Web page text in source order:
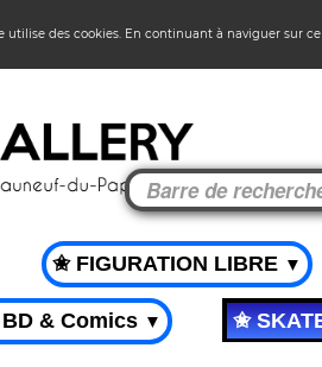
utilise des cookies. En continuant à naviguer sur
✬ FIGURATION LIBRE ▼
& Comics ▼ ✬